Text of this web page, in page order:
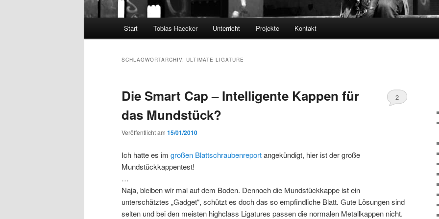
Start Tobias Haecker Unterricht Projekte Kontakt
SCHLAGWORTARCHIV: ULTIMATE LIGATURE
Die Smart Cap – Intelligente Kappen für
das Mundstück?
Veröffentlicht am 15/01/2010
2
Ich hatte es im großen Blattschraubenreportangekündigt, hier ist der große
Mundstückkappentest!
…
Naja, bleiben wir mal auf dem Boden. Dennoch die Mundstückkappe ist ein
unterschätztes „Gadget“, schützt es doch das so empfindliche Blatt. Gute Lösungen sind
selten und bei den meisten highclass Ligatures passen die normalen Metallkappen nicht.